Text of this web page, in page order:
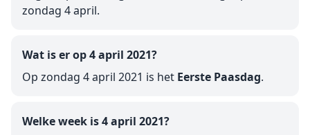
zondag 4 april.
Wat is er op 4 april 2021?
Op zondag 4 april 2021 is het Eerste Paasdag.
Welke week is 4 april 2021?